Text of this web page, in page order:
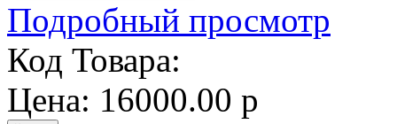
Подробный просмотр
Код Товара:
Цена: 16000.00 р